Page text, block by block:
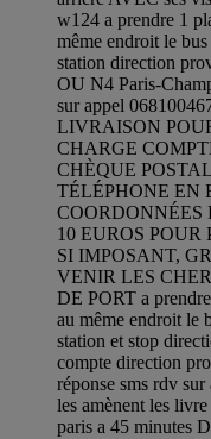
w124 a prendre 1
même endroit le
station direction
OU N4 Paris-
sur appel
LIVRAISON
CHARGE
CHÈQUE
TÉLÉPHONE EN
10 EUROS POUR
SI IMPOSANT,
VENIR LES
DE PORT a
au même endroit le
station et stop
compte direction
réponse sms rdv
les amènent les
paris a 45 minutes